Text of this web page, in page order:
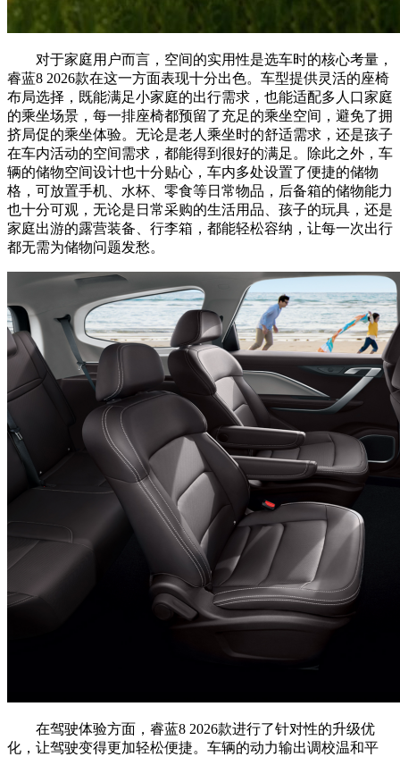
对于家庭用户而言，空间的实用性是选车时的核心考量，
睿蓝8 2026款在这一方面表现十分出色。车型提供灵活的座椅
布局选择，既能满足小家庭的出行需求，也能适配多人口家庭
的乘坐场景，每一排座椅都预留了充足的乘坐空间，避免了拥
挤局促的乘坐体验。无论是老人乘坐时的舒适需求，还是孩子
在车内活动的空间需求，都能得到很好的满足。除此之外，车
辆的储物空间设计也十分贴心，车内多处设置了便捷的储物
格，可放置手机、水杯、零食等日常物品，后备箱的储物能力
也十分可观，无论是日常采购的生活用品、孩子的玩具，还是
家庭出游的露营装备、行李箱，都能轻松容纳，让每一次出行
都无需为储物问题发愁。
在驾驶体验方面，睿蓝8 2026款进行了针对性的升级优
化，让驾驶变得更加轻松便捷。车辆的动力输出调校温和平